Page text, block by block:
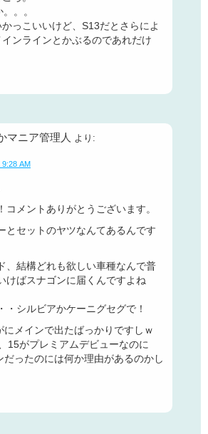
。。
っこいいけど、S13だとさらによ
ンラインとかぶるのであれだけ
マニア管理人 より:
9:28 AM
コメントありがとうございます。
とセットのヤツなんてあるんです
、結構どれも欲しい車種なんで普
けばスナゴンに届くんですよね
・シルビアかケーニグセグで！
にメインで出たばっかりですしｗ
15がプレミアムデビューなのに
だったのには何か理由があるのかし